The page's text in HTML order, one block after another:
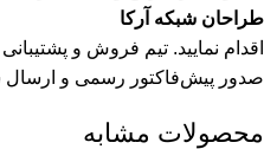
طراحان شبکه آرکا
اقدام نمایید. تیم فروش و
صدور پیش‌فاکتور رسمی و
محصولات مشابه